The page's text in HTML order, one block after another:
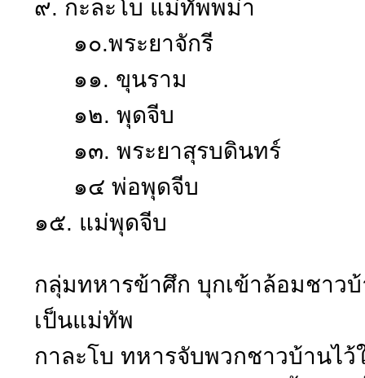
๙. กะละโบ แม่ทัพพม่า
๑๐.พระยาจักรี
๑๑. ขุนราม
๑๒. พุดจีบ
๑๓. พระยาสุรบดินทร์
๑๔ พ่อพุดจีบ
๑๕. แม่พุดจีบ
กลุ่มทหารข้าศึก บุกเข้าล้อมชาว
เป็นแม่ทัพ
กาละโบ ทหารจับพวกชาวบ้านไ